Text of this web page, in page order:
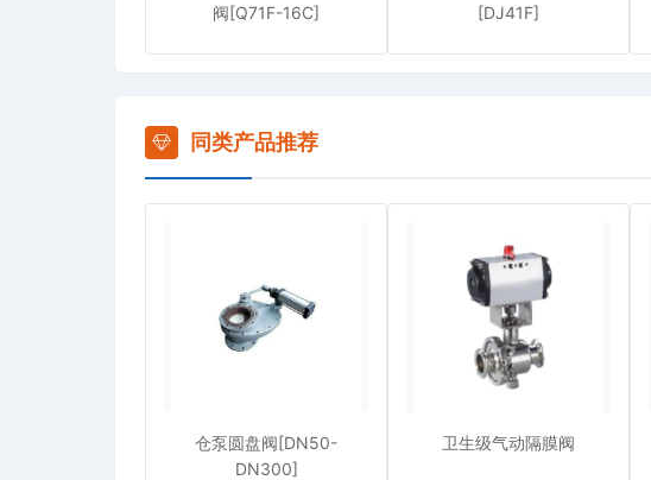
阀[Q71F-16C]
[DJ41F]
同类产品推荐
仓泵圆盘阀[DN50-
DN300]
卫生级气动隔膜阀